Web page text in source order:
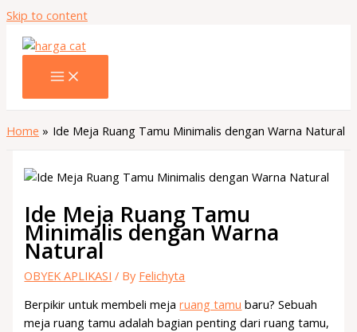
Skip to content
Home Ide Meja Ruang Tamu Minimalis dengan Warna Natural
Ide Meja Ruang Tamu
Minimalis dengan Warna
Natural
OBYEK APLIKASI / By Felichyta
Berpikir untuk membeli mejaruang tamu baru? Sebuah
meja ruang tamu adalah bagian penting dari ruang tamu,